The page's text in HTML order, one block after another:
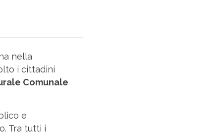
nella
i cittadini
Comunale
e
Tra tutti i